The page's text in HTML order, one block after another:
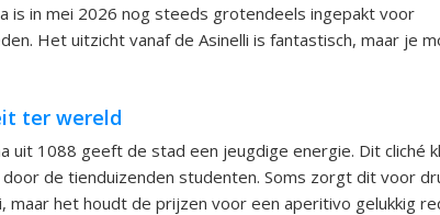
is in mei 2026 nog steeds grotendeels ingepakt voor
Het uitzicht vanaf de Asinelli is fantastisch, maar je
ter wereld
uit 1088 geeft de stad een jeugdige energie. Dit cliché
de tienduizenden studenten. Soms zorgt dit voor
maar het houdt de prijzen voor een aperitivo gelukkig